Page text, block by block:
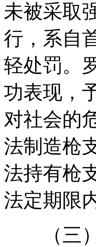
未被采取
行，系自
轻处罚。
功表现，
对社会的
法制造枪
法持有枪
法定期限
（三）